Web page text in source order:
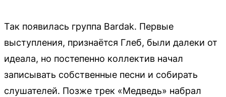
Так появилась группа Bardak. Первые
выступления, признаётся Глеб, были далеки от
идеала, но постепенно коллектив начал
записывать собственные песни и собирать
слушателей. Позже трек «Медведь» набрал